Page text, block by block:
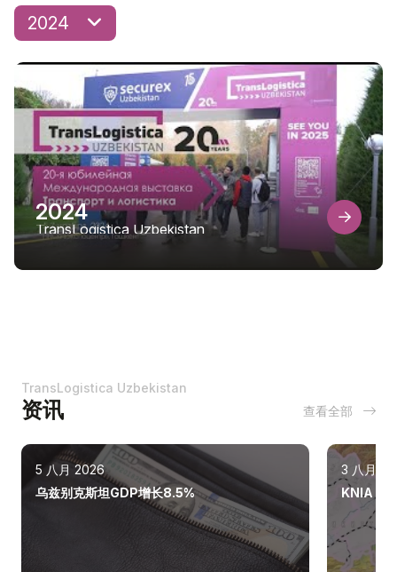
2024
2024
TransLogistica Uzbekistan
TransLogistica Uzbekistan
资讯 查看全部
5 八月 2026
乌兹别克斯坦GDP增长8.5%
3 八月
KNIA《